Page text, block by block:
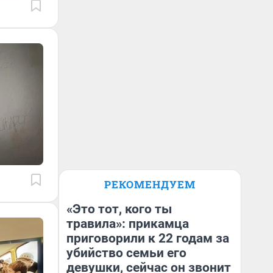
РЕКОМЕНДУЕМ
«Это тот, кого ты
травила»: прикамца
приговорили к 22 годам за
убийство семьи его
девушки, сейчас он звонит